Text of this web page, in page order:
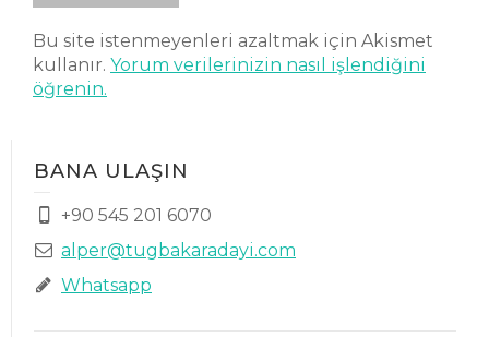
Bu site istenmeyenleri azaltmak için Akismet
kullanır. Yorum verilerinizin nasıl işlendiğini
öğrenin.
BANA ULAŞIN
+90 545 201 6070
alper@tugbakaradayi.com
Whatsapp